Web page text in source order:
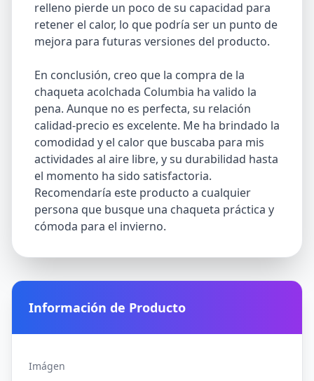
relleno pierde un poco de su capacidad para
retener el calor, lo que podría ser un punto de
mejora para futuras versiones del producto.
En conclusión, creo que la compra de la
chaqueta acolchada Columbia ha valido la
pena. Aunque no es perfecta, su relación
calidad-precio es excelente. Me ha brindado la
comodidad y el calor que buscaba para mis
actividades al aire libre, y su durabilidad hasta
el momento ha sido satisfactoria.
Recomendaría este producto a cualquier
persona que busque una chaqueta práctica y
cómoda para el invierno.
Información de Producto
Imágen